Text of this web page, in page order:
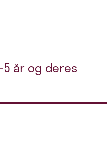
år og deres